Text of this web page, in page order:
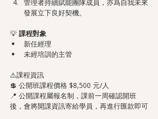
管理者持續賦能團隊成員，亦爲自我未來
發展立下良好契機。
💡 課程對象
新任經理
未經培訓的主管
⚠️課程資訊
💲 公開班課程價格 $8,500 元/人
📍 公開課程屬報名制，課前一周確認開班
後，會將開課資訊寄給學員，再進行匯款即可